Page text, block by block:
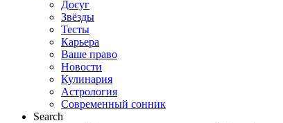
Досуг
Звёзды
Тесты
Карьера
Ваше право
Новости
Кулинария
Астрология
Современный сонник
Search